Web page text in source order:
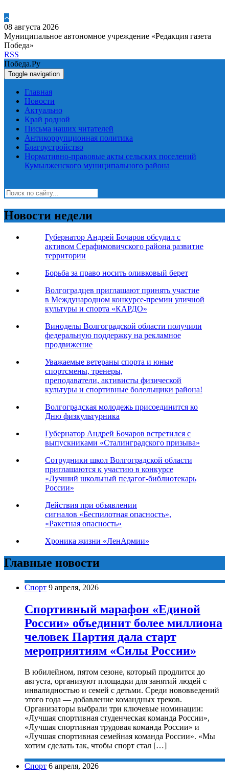
08 августа 2026
Муниципальное автономное учреждение «Редакция газета
Победа»
RSS
Победа.Ру
Toggle navigation
Главная
Новости
Актуально
Край родной
Письма наших читателей
Антикоррупционная политика
Благоустройство
Нормативно-правовые акты сельских поселений
Кумылженского муниципального района
Новости недели
Губернатор Андрей Бочаров обсудил с
активом Серафимовичского района развитие
территории
Борьба за право носить оливковый берет
Волгоградцев приглашают принять участие
в Международном конкурсе-премии уличной
культуры и спорта «КАРДО»
Виноделы Волгоградской области получили
федеральную поддержку на рекламное
продвижение
Уважаемые ветераны спорта и юные
спортсмены, тренеры,
преподаватели, активисты физической
культуры и спортивные болельщики района!
Волгоградская молодежь присоединится ко
Дню физкультурника
Губернатор Андрей Бочаров встретился с
выпускниками «Сталинградского призыва»
Сотрудники школ Волгоградской области
приглашаются к участию в конкурсе
«Лучший школьный педагог-библиотекарь
России»
Действия при объявлении
сигналов «Беспилотная опасность»,
«Ракетная опасность»
Хроника жизни «ЛенАрмии»
Главные новости
Спорт 9 апреля, 2026
Спортивный марафон «Единой
России» объединит более миллиона
человек Партия дала старт
мероприятиям «Силы России»
В юбилейном, пятом сезоне, который продлится до
августа, организуют площадки для занятий людей с
инвалидностью и семей с детьми. Среди нововведений
этого года — добавление командных треков.
Организаторы выбрали три ключевые номинации:
«Лучшая спортивная студенческая команда России»,
«Лучшая спортивная трудовая команда России» и
«Лучшая спортивная семейная команда России». «Мы
хотим сделать так, чтобы спорт стал […]
Спорт 6 апреля, 2026